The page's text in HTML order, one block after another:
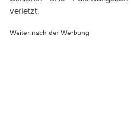
verletzt.
Weiter nach der Werbung